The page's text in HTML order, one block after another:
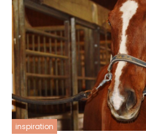
inspiration